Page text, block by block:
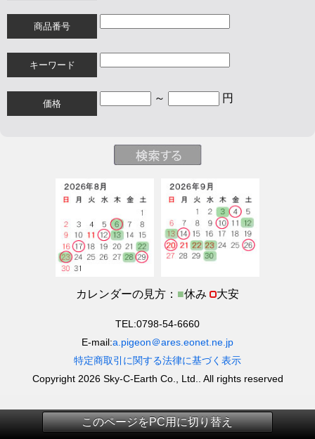
商品番号
キーワード
価格 ～ 円
カレンダーの見方： ■休み 大安
TEL:0798-54-6660
E-mail:a.pigeon＠ares.eonet.ne.jp
特定商取引に関する法律に基づく表示
Copyright 2026 Sky-C-Earth Co., Ltd.. All rights reserved
このページをPC用に切り替え